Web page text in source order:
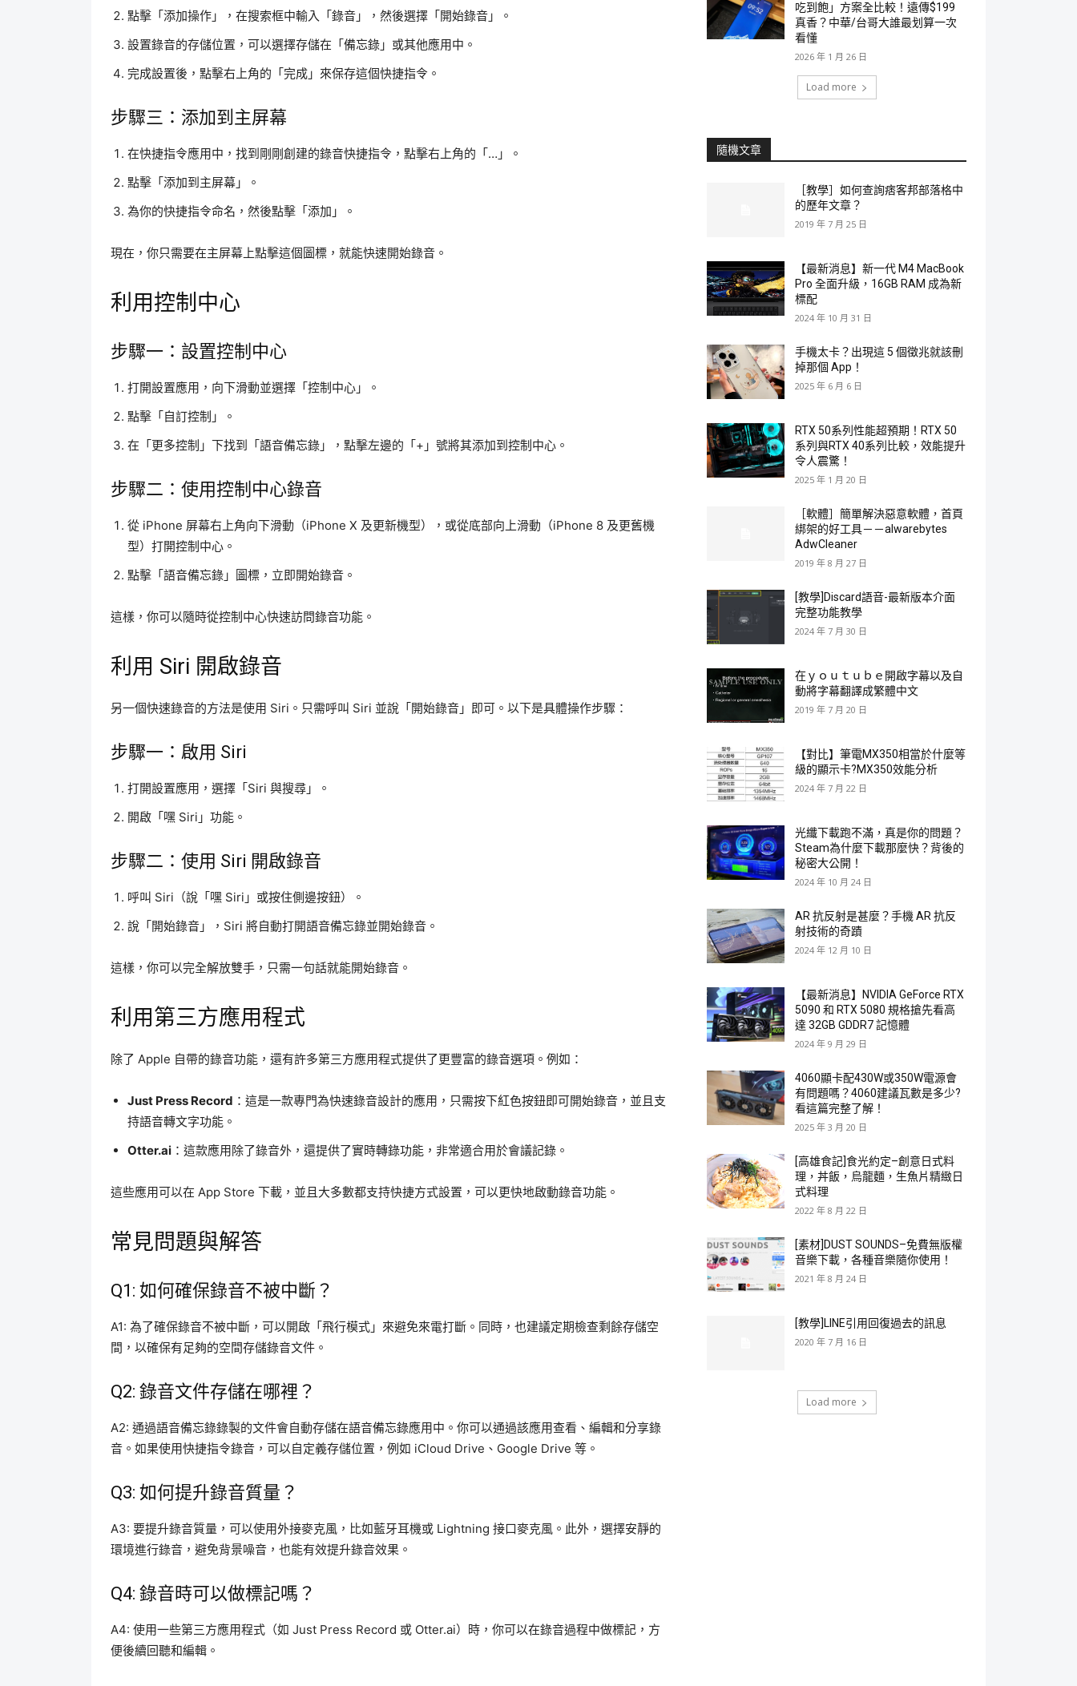
點擊「添加操作」，在搜索框中輸入「錄音」，然後選擇「開始錄音」。
設置錄音的存儲位置，可以選擇存儲在「備忘錄」或其他應用中。
完成設置後，點擊右上角的「完成」來保存這個快捷指令。
步驟三：添加到主屏幕
在快捷指令應用中，找到剛剛創建的錄音快捷指令，點擊右上角的「…」。
點擊「添加到主屏幕」。
為你的快捷指令命名，然後點擊「添加」。
現在，你只需要在主屏幕上點擊這個圖標，就能快速開始錄音。
利用控制中心
步驟一：設置控制中心
打開設置應用，向下滑動並選擇「控制中心」。
點擊「自訂控制」。
在「更多控制」下找到「語音備忘錄」，點擊左邊的「+」號將其添加到控制中心。
步驟二：使用控制中心錄音
從 iPhone 屏幕右上角向下滑動（iPhone X 及更新機型），或從底部向上滑動（iPhone 8 及更舊機
型）打開控制中心。
點擊「語音備忘錄」圖標，立即開始錄音。
這樣，你可以隨時從控制中心快速訪問錄音功能。
利用 Siri 開啟錄音
另一個快速錄音的方法是使用 Siri。只需呼叫 Siri 並說「開始錄音」即可。以下是具體操作步驟：
步驟一：啟用 Siri
打開設置應用，選擇「Siri 與搜尋」。
開啟「嘿 Siri」功能。
步驟二：使用 Siri 開啟錄音
呼叫 Siri（說「嘿 Siri」或按住側邊按鈕）。
說「開始錄音」，Siri 將自動打開語音備忘錄並開始錄音。
這樣，你可以完全解放雙手，只需一句話就能開始錄音。
利用第三方應用程式
除了 Apple 自帶的錄音功能，還有許多第三方應用程式提供了更豐富的錄音選項。例如：
Just Press Record ：這是一款專門為快速錄音設計的應用，只需按下紅色按鈕即可開始錄音，並且支
持語音轉文字功能。
Otter.ai ：這款應用除了錄音外，還提供了實時轉錄功能，非常適合用於會議記錄。
這些應用可以在 App Store 下載，並且大多數都支持快捷方式設置，可以更快地啟動錄音功能。
常見問題與解答
Q1: 如何確保錄音不被中斷？
A1: 為了確保錄音不被中斷，可以開啟「飛行模式」來避免來電打斷。同時，也建議定期檢查剩餘存儲空
間，以確保有足夠的空間存儲錄音文件。
Q2: 錄音文件存儲在哪裡？
A2: 通過語音備忘錄錄製的文件會自動存儲在語音備忘錄應用中。你可以通過該應用查看、編輯和分享錄
音。如果使用快捷指令錄音，可以自定義存儲位置，例如 iCloud Drive、Google Drive 等。
Q3: 如何提升錄音質量？
A3: 要提升錄音質量，可以使用外接麥克風，比如藍牙耳機或 Lightning 接口麥克風。此外，選擇安靜的
環境進行錄音，避免背景噪音，也能有效提升錄音效果。
Q4: 錄音時可以做標記嗎？
A4: 使用一些第三方應用程式（如 Just Press Record 或 Otter.ai）時，你可以在錄音過程中做標記，方
便後續回聽和編輯。
吃到飽」方案全比較！遠傳$199
真香？中華/台哥大誰最划算一次
看懂
2026 年 1 月 26 日
Load more
隨機文章
［教學］如何查詢痞客邦部落格中
的歷年文章？
2019 年 7 月 25 日
【最新消息】新一代 M4 MacBook
Pro 全面升級，16GB RAM 成為新
標配
2024 年 10 月 31 日
手機太卡？出現這 5 個徵兆就該刪
掉那個 App！
2025 年 6 月 6 日
RTX 50系列性能超預期！RTX 50
系列與RTX 40系列比較，效能提升
令人震驚！
2025 年 1 月 20 日
［軟體］簡單解決惡意軟體，首頁
綁架的好工具－－alwarebytes
AdwCleaner
2019 年 8 月 27 日
[教學]Discard語音-最新版本介面
完整功能教學
2024 年 7 月 30 日
在ｙｏｕｔｕｂｅ開啟字幕以及自
動將字幕翻譯成繁體中文
2019 年 7 月 20 日
【對比】筆電MX350相當於什麼等
級的顯示卡?MX350效能分析
2024 年 7 月 22 日
光纖下載跑不滿，真是你的問題？
Steam為什麼下載那麼快？背後的
秘密大公開！
2024 年 10 月 24 日
AR 抗反射是甚麼？手機 AR 抗反
射技術的奇蹟
2024 年 12 月 10 日
【最新消息】NVIDIA GeForce RTX
5090 和 RTX 5080 規格搶先看高
達 32GB GDDR7 記憶體
2024 年 9 月 29 日
4060顯卡配430W或350W電源會
有問題嗎？4060建議瓦數是多少?
看這篇完整了解！
2025 年 3 月 20 日
[高雄食記]食光約定–創意日式料
理，丼飯，烏龍麵，生魚片精緻日
式料理
2022 年 8 月 22 日
[素材]DUST SOUNDS–免費無版權
音樂下載，各種音樂隨你使用！
2021 年 8 月 24 日
[教學]LINE引用回復過去的訊息
2020 年 7 月 16 日
Load more